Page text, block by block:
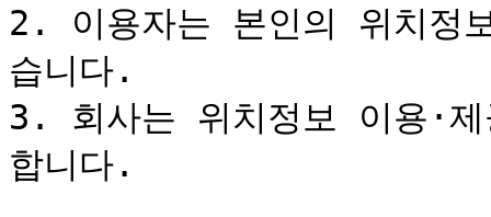
2. 이용자는 본인의 위치정
습니다.
3. 회사는 위치정보 이용·
합니다.